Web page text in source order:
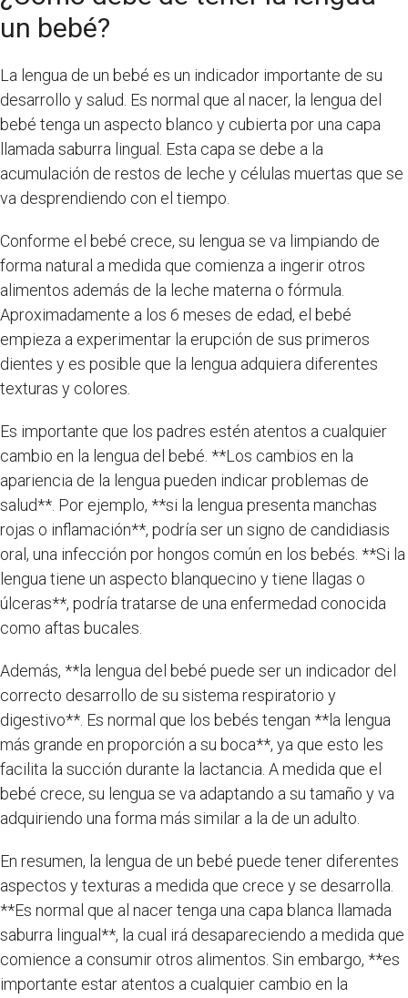
un bebé?
La lengua de un bebé es un indicador importante de su
desarrollo y salud. Es normal que al nacer, la lengua del
bebé tenga un aspecto blanco y cubierta por una capa
llamada saburra lingual. Esta capa se debe a la
acumulación de restos de leche y células muertas que se
va desprendiendo con el tiempo.
Conforme el bebé crece, su lengua se va limpiando de
forma natural a medida que comienza a ingerir otros
alimentos además de la leche materna o fórmula.
Aproximadamente a los 6 meses de edad, el bebé
empieza a experimentar la erupción de sus primeros
dientes y es posible que la lengua adquiera diferentes
texturas y colores.
Es importante que los padres estén atentos a cualquier
cambio en la lengua del bebé. **Los cambios en la
apariencia de la lengua pueden indicar problemas de
salud**. Por ejemplo, **si la lengua presenta manchas
rojas o inflamación**, podría ser un signo de candidiasis
oral, una infección por hongos común en los bebés. **Si la
lengua tiene un aspecto blanquecino y tiene llagas o
úlceras**, podría tratarse de una enfermedad conocida
como aftas bucales.
Además, **la lengua del bebé puede ser un indicador del
correcto desarrollo de su sistema respiratorio y
digestivo**. Es normal que los bebés tengan **la lengua
más grande en proporción a su boca**, ya que esto les
facilita la succión durante la lactancia. A medida que el
bebé crece, su lengua se va adaptando a su tamaño y va
adquiriendo una forma más similar a la de un adulto.
En resumen, la lengua de un bebé puede tener diferentes
aspectos y texturas a medida que crece y se desarrolla.
**Es normal que al nacer tenga una capa blanca llamada
saburra lingual**, la cual irá desapareciendo a medida que
comience a consumir otros alimentos. Sin embargo, **es
importante estar atentos a cualquier cambio en la